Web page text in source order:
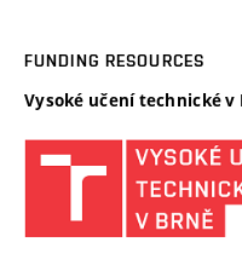
FUNDING RESOURCES
Vysoké učení technické v